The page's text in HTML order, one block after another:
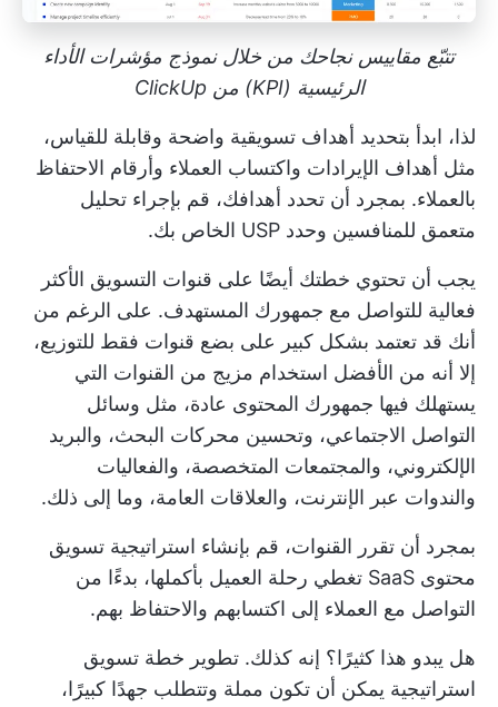
تتبّع مقاييس نجاحك من خلال نموذج مؤشرات الأداء
الرئيسية (KPI) من ClickUp
لذا، ابدأ بتحديد أهداف تسويقية واضحة وقابلة للقياس،
مثل أهداف الإيرادات واكتساب العملاء وأرقام الاحتفاظ
بالعملاء. بمجرد أن تحدد أهدافك، قم بإجراء تحليل
متعمق للمنافسين وحدد USP الخاص بك.
يجب أن تحتوي خطتك أيضًا على قنوات التسويق الأكثر
فعالية للتواصل مع جمهورك المستهدف. على الرغم من
أنك قد تعتمد بشكل كبير على بضع قنوات فقط للتوزيع،
إلا أنه من الأفضل استخدام مزيج من القنوات التي
يستهلك فيها جمهورك المحتوى عادة، مثل وسائل
التواصل الاجتماعي، وتحسين محركات البحث، والبريد
الإلكتروني، والمجتمعات المتخصصة، والفعاليات
والندوات عبر الإنترنت، والعلاقات العامة، وما إلى ذلك.
بمجرد أن تقرر القنوات، قم بإنشاء استراتيجية تسويق
محتوى SaaS تغطي رحلة العميل بأكملها، بدءًا من
التواصل مع العملاء إلى اكتسابهم والاحتفاظ بهم.
هل يبدو هذا كثيرًا؟ إنه كذلك. تطوير خطة تسويق
استراتيجية يمكن أن تكون مملة وتتطلب جهدًا كبيرًا،